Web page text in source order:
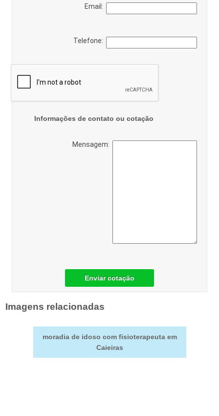
Email:
Telefone:
Informações de contato ou cotação
Mensagem:
Enviar cotação
Imagens relacionadas
moradia de idoso com fisioterapeuta em
Caieiras